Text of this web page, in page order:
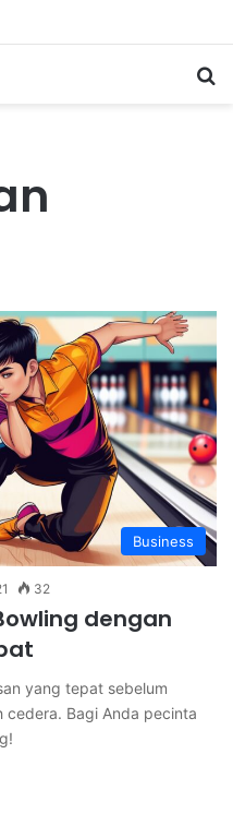
Business
32
dengan
yang tepat sebelum
cedera. Bagi Anda pecinta